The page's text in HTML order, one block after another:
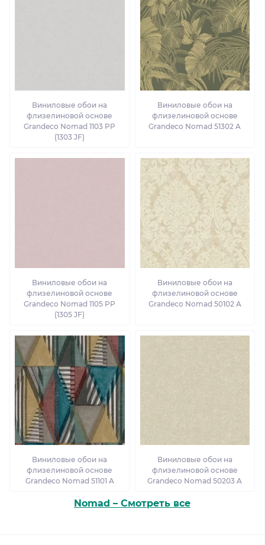
Виниловые обои на
флизелиновой основе
Grandeco Nomad 1103 PP
(1303 JF)
Виниловые обои на
флизелиновой основе
Grandeco Nomad 51302 A
Виниловые обои на
флизелиновой основе
Grandeco Nomad 1105 PP
(1305 JF)
Виниловые обои на
флизелиновой основе
Grandeco Nomad 50102 A
Виниловые обои на
флизелиновой основе
Grandeco Nomad 51101 A
Виниловые обои на
флизелиновой основе
Grandeco Nomad 50203 A
Nomad – Смотреть все